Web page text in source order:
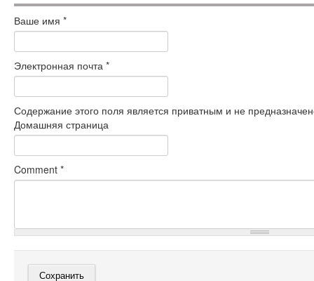
Ваше имя *
Электронная почта *
Содержание этого поля является приватным и не
Домашняя страница
Comment *